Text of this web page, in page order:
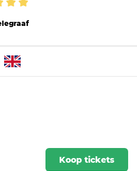
slapstick en verbluffende
voorstelling.
Koop tickets